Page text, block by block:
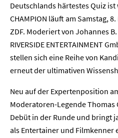
Deutschlands härtestes Quiz ist
CHAMPION läuft am Samstag,
ZDF. Moderiert von Johannes
RIVERSIDE ENTERTAINMENT
stellen sich eine Reihe von
erneut der ultimativen
Neu auf der Expertenposition
Moderatoren-Legende Thomas
Debüt in der Runde und bringt
als Entertainer und Filmkenner